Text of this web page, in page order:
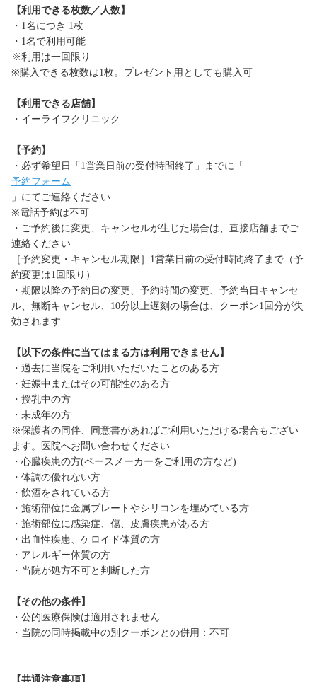
【利用できる枚数／人数】
・1名につき 1枚
・1名で利用可能
※利用は一回限り
※購入できる枚数は1枚。プレゼント用としても購入可
【利用できる店舗】
・イーライフクリニック
【予約】
・必ず希望日「1営業日前の受付時間終了」までに「
予約フォーム
」にてご連絡ください
※電話予約は不可
・ご予約後に変更、キャンセルが生じた場合は、直接店舗までご
連絡ください
［予約変更・キャンセル期限］1営業日前の受付時間終了まで（予
約変更は1回限り）
・期限以降の予約日の変更、予約時間の変更、予約当日キャンセ
ル、無断キャンセル、10分以上遅刻の場合は、クーポン1回分が失
効されます
【以下の条件に当てはまる方は利用できません】
・過去に当院をご利用いただいたことのある方
・妊娠中またはその可能性のある方
・授乳中の方
・未成年の方
※保護者の同伴、同意書があればご利用いただける場合もござい
ます。医院へお問い合わせください
・心臓疾患の方(ペースメーカーをご利用の方など)
・体調の優れない方
・飲酒をされている方
・施術部位に金属プレートやシリコンを埋めている方
・施術部位に感染症、傷、皮膚疾患がある方
・出血性疾患、ケロイド体質の方
・アレルギー体質の方
・当院が処方不可と判断した方
【その他の条件】
・公的医療保険は適用されません
・当院の同時掲載中の別クーポンとの併用：不可
【共通注意事項】